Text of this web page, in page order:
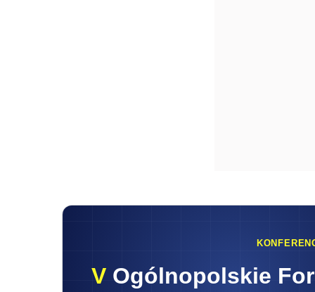
V Ogólnopolskie